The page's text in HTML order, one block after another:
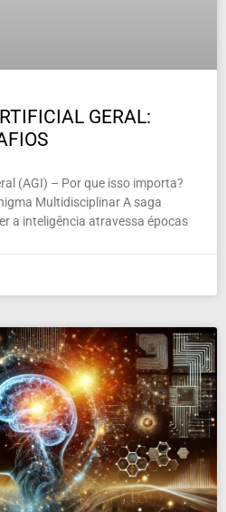
GERAL:
(AGI) – Por que isso importa?
Multidisciplinar A saga
a inteligência atravessa épocas